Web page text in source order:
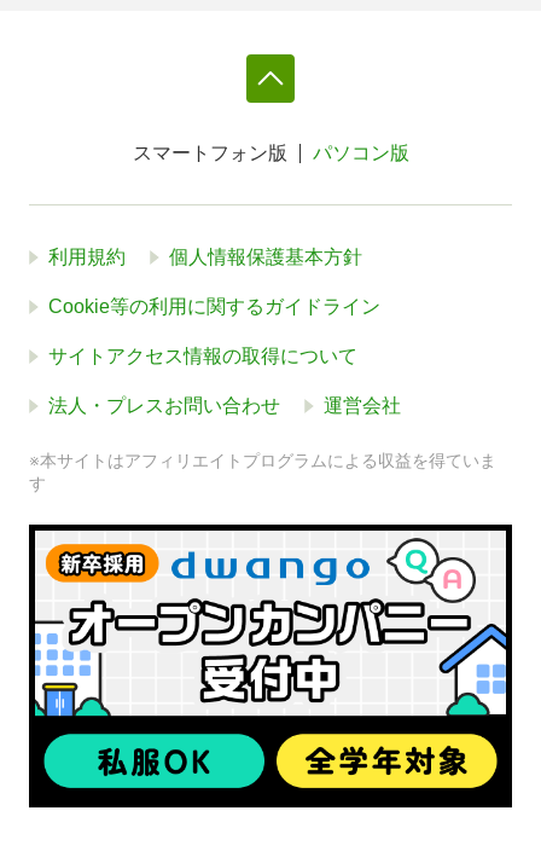
スマートフォン版 パソコン版
利用規約 個人情報保護基本方針
Cookie等の利用に関するガイドライン
サイトアクセス情報の取得について
法人・プレスお問い合わせ 運営会社
※本サイトはアフィリエイトプログラムによる収益を得ていま
す